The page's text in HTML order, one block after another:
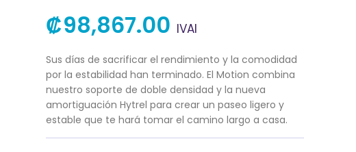
₡98,867.00 IVAI
Sus días de sacrificar el rendimiento y la comodidad
por la estabilidad han terminado. El Motion combina
nuestro soporte de doble densidad y la nueva
amortiguación Hytrel para crear un paseo ligero y
estable que te hará tomar el camino largo a casa.